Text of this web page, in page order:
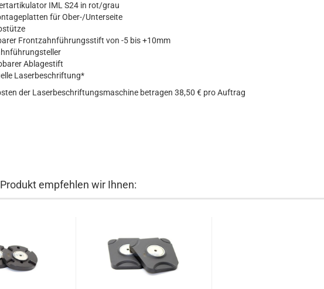
IML S24 in rot/grau
für Ober-/Unterseite
Frontzahnführungsstift von -5 bis +10mm
Ablagestift
Laserbeschriftung*
der Laserbeschriftungsmaschine betragen 38,50 € pro Auftrag
empfehlen wir Ihnen: